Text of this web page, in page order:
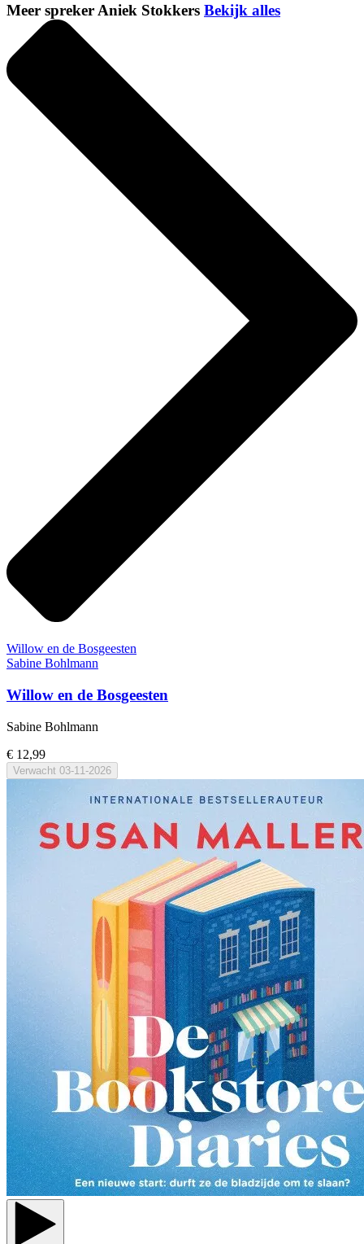
Meer spreker Aniek Stokkers Bekijk alles
Willow en de Bosgeesten
Sabine Bohlmann
Willow en de Bosgeesten
Sabine Bohlmann
€ 12,99
Verwacht 03-11-2026